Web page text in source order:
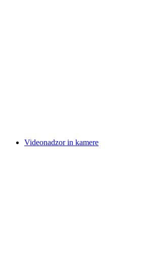
Videonadzor in kamere